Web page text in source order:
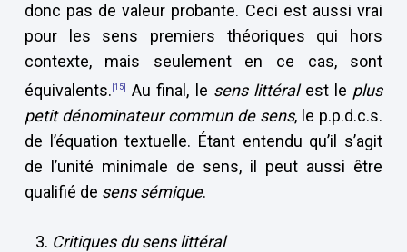
donc pas de valeur probante. Ceci est aussi vrai
pour les sens premiers théoriques qui hors
contexte, mais seulement en ce cas, sont
équivalents. [15] Au final, le sens littéralest le plus
petit dénominateur commun de sens, le p.p.d.c.s.
de l’équation textuelle. Étant entendu qu’il s’agit
de l’unité minimale de sens, il peut aussi être
qualifié de sens sémique.
Critiques du sens littéral